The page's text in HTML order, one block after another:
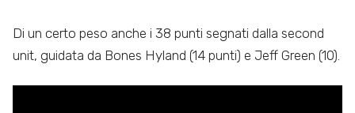
Di un certo peso anche i 38 punti segnati dalla second
unit, guidata da Bones Hyland (14 punti) e Jeff Green (10).